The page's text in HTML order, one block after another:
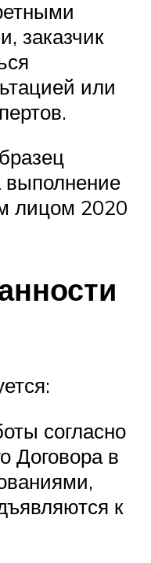
заказчик
или
выполнение
лицом 2020
согласно
Договора в
к